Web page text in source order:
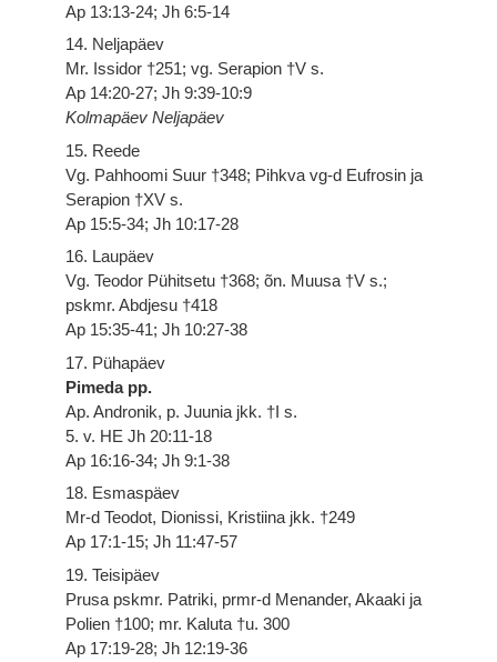
Ap 13:13-24; Jh 6:5-14
14. Neljapäev
Mr. Issidor †251; vg. Serapion †V s.
Ap 14:20-27; Jh 9:39-10:9
Kolmapäev Neljapäev
15. Reede
Vg. Pahhoomi Suur †348; Pihkva vg-d Eufrosin ja
Serapion †XV s.
Ap 15:5-34; Jh 10:17-28
16. Laupäev
Vg. Teodor Pühitsetu †368; õn. Muusa †V s.;
pskmr. Abdjesu †418
Ap 15:35-41; Jh 10:27-38
17. Pühapäev
Pimeda pp.
Ap. Andronik, p. Juunia jkk. †I s.
5. v. HE Jh 20:11-18
Ap 16:16-34; Jh 9:1-38
18. Esmaspäev
Mr-d Teodot, Dionissi, Kristiina jkk. †249
Ap 17:1-15; Jh 11:47-57
19. Teisipäev
Prusa pskmr. Patriki, prmr-d Menander, Akaaki ja
Polien †100; mr. Kaluta †u. 300
Ap 17:19-28; Jh 12:19-36